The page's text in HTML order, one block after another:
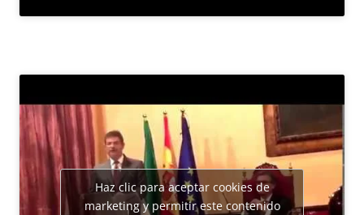
Haz clic para aceptar cookies de
marketing y permitir este contenido